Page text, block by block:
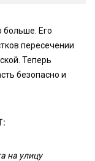
больше. Его
пересечении
Теперь
безопасно и
на улицу